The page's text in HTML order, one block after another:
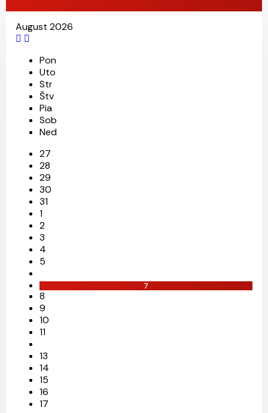
August 2026
Pon
Uto
Str
Štv
Pia
Sob
Ned
27
28
29
30
31
1
2
3
4
5
7
8
9
10
11
13
14
15
16
17